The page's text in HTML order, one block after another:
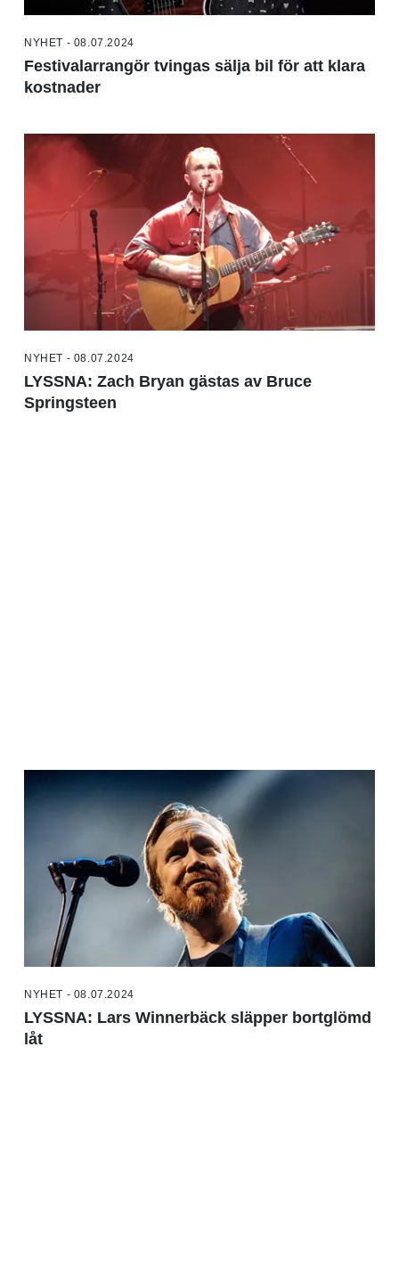
NYHET - 08.07.2024
Festivalarrangör tvingas sälja bil för att klara
kostnader
NYHET - 08.07.2024
LYSSNA: Zach Bryan gästas av Bruce
Springsteen
NYHET - 08.07.2024
LYSSNA: Lars Winnerbäck släpper bortglömd
låt